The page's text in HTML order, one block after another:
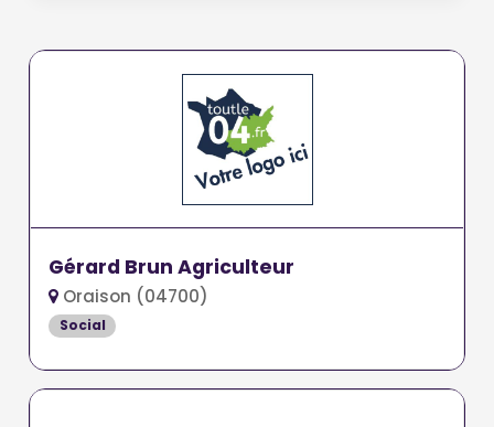
Gérard Brun Agriculteur
Oraison (04700)
Social